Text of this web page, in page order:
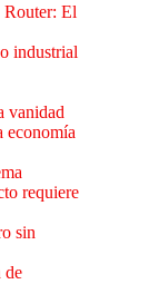
El
industrial
vanidad
economía
requiere
sin
de